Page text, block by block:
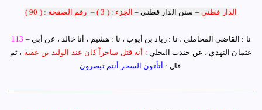
الدار قطني – سنن الدار قطني– الجزء : ( 3 ) – رقم الصفحة : ( 90 )
113 – نا : القاضي المحاملي ، نا : زياد بن أيوب ، نا : هشيم ، أنا خالد ، عن أبي
عثمان النهدي ، عن جندب البجلي : أنه قتل ساحراً كان عند الوليد بن عقبة ، ثم
قال : أتأتون السحر أنتم تبصرون .